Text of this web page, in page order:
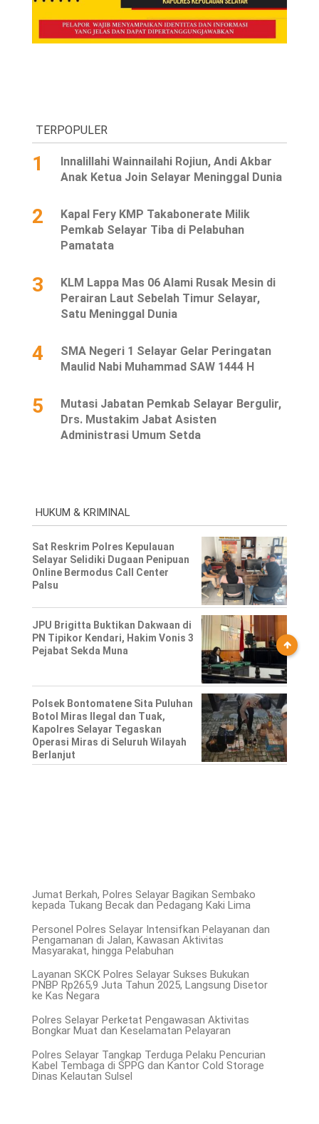
TERPOPULER
1
Innalillahi Wainnailahi Rojiun, Andi Akbar
Anak Ketua Join Selayar Meninggal Dunia
2
Kapal Fery KMP Takabonerate Milik
Pemkab Selayar Tiba di Pelabuhan
Pamatata
3
KLM Lappa Mas 06 Alami Rusak Mesin di
Perairan Laut Sebelah Timur Selayar,
Satu Meninggal Dunia
4
SMA Negeri 1 Selayar Gelar Peringatan
Maulid Nabi Muhammad SAW 1444 H
5
Mutasi Jabatan Pemkab Selayar Bergulir,
Drs. Mustakim Jabat Asisten
Administrasi Umum Setda
HUKUM & KRIMINAL
Sat Reskrim Polres Kepulauan
Selayar Selidiki Dugaan Penipuan
Online Bermodus Call Center
Palsu
JPU Brigitta Buktikan Dakwaan di
PN Tipikor Kendari, Hakim Vonis 3
Pejabat Sekda Muna
Polsek Bontomatene Sita Puluhan
Botol Miras Ilegal dan Tuak,
Kapolres Selayar Tegaskan
Operasi Miras di Seluruh Wilayah
Berlanjut
Jumat Berkah, Polres Selayar Bagikan Sembako
kepada Tukang Becak dan Pedagang Kaki Lima
Personel Polres Selayar Intensifkan Pelayanan dan
Pengamanan di Jalan, Kawasan Aktivitas
Masyarakat, hingga Pelabuhan
Layanan SKCK Polres Selayar Sukses Bukukan
PNBP Rp265,9 Juta Tahun 2025, Langsung Disetor
ke Kas Negara
Polres Selayar Perketat Pengawasan Aktivitas
Bongkar Muat dan Keselamatan Pelayaran
Polres Selayar Tangkap Terduga Pelaku Pencurian
Kabel Tembaga di SPPG dan Kantor Cold Storage
Dinas Kelautan Sulsel